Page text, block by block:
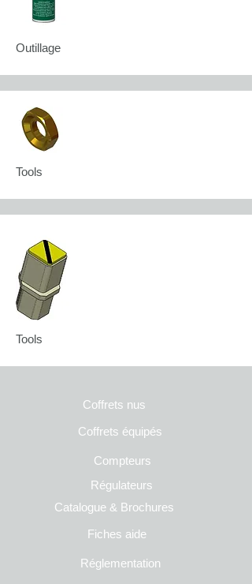
Outillage
Tools
Tools
Coffrets nus
Coffrets équipés
Compteurs
Régulateurs
Catalogue & Brochures
Fiches aide
Réglementation